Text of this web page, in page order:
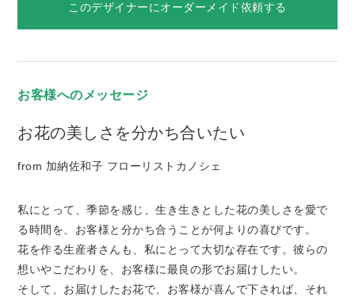
このデザイナーにオーダーメイド依頼する
お客様へのメッセージ
お花の美しさを分かち合いたい
from 加納佐和子 フローリストカノシェ
私にとって、季節を感じ、生き生きとした花の美しさを愛で
る時間を、お客様と分かち合うことが何よりの喜びです。
花を作る生産者さんも、私にとって大切な存在です。彼らの
想いやこだわりを、お客様に最良の形でお届けしたい。
そして、お届けしたお花で、お客様が喜んで下されば、それ